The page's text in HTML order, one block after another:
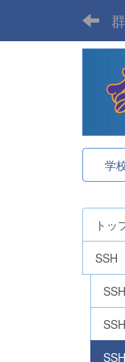
学
トッ
SSH